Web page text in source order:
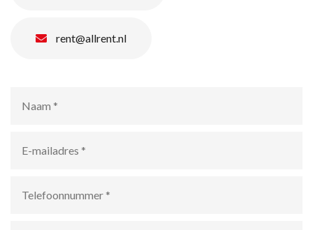
rent@allrent.nl
mailadres *